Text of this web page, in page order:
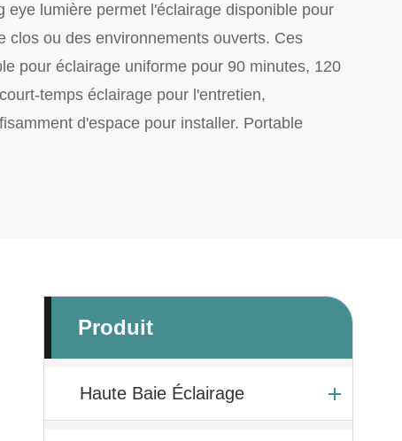
lumière permet l'éclairage disponible pour
clos ou des environnements ouverts. Ces
pour éclairage uniforme pour 90 minutes, 120
temps éclairage pour l'entretien,
d'espace pour installer. Portable
Produit
Haute Baie Éclairage